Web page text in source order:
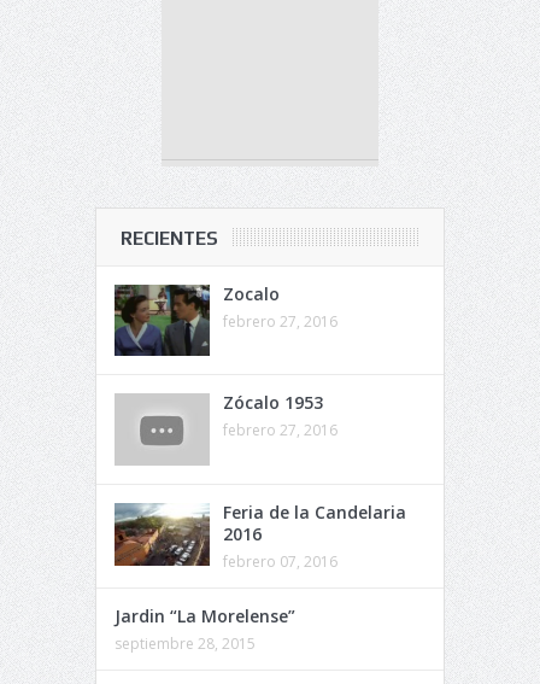
RECIENTES
Zocalo
febrero 27, 2016
Zócalo 1953
febrero 27, 2016
Feria de la Candelaria
2016
febrero 07, 2016
Jardin “La Morelense”
septiembre 28, 2015